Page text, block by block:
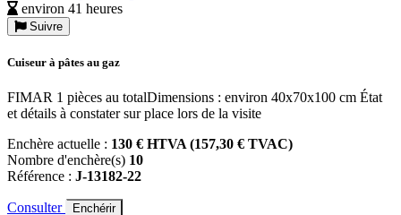
environ 41 heures
Suivre
Cuiseur à pâtes au gaz
FIMAR 1 pièces au totalDimensions : environ 40x70x100 cm État
et détails à constater sur place lors de la visite
Enchère actuelle : 130 € HTVA (157,30 € TVAC)
Nombre d'enchère(s) 10
Référence : J-13182-22
Consulter Enchérir